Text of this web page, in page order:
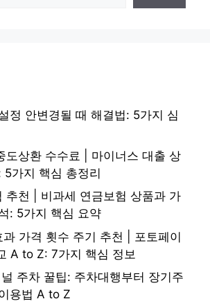
정 안변경될 때 해결법: 5가지 심
도상환 수수료 | 마이너스 대출 상
5가지 핵심 총정리
추천 | 비과세 연금보험 상품과 가
: 5가지 핵심 요약
과 가격 횟수 주기 추천 | 포토페이
A to Z: 7가지 핵심 정보
주차 꿀팁: 주차대행부터 장기주
용법 A to Z